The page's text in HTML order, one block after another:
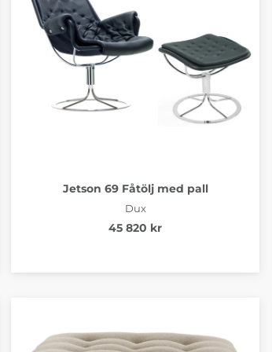
Jetson 69 Fåtölj med pall
Dux
45 820 kr